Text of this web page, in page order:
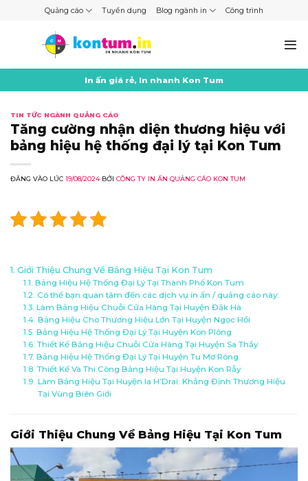
Quảng cáo Tuyển dụng Blog ngành in Công trình
In ấn giá rẻ, In nhanh Kon Tum
TIN TỨC NGÀNH QUẢNG CÁO
Tăng cường nhận diện thương hiệu với
bảng hiệu hệ thống đại lý tại Kon Tum
ĐĂNG VÀO LÚC 19/08/2024BỞI CÔNG TY IN ẤN QUẢNG CÁO KON TUM
Giới Thiệu Chung Về Bảng Hiệu Tại Kon Tum
Bảng Hiệu Hệ Thống Đại Lý Tại Thành Phố Kon Tum
Có thể bạn quan tâm đến các dịch vụ in ấn / quảng cáo này:
Làm Bảng Hiệu Chuỗi Cửa Hàng Tại Huyện Đăk Hà
Bảng Hiệu Cho Thương Hiệu Lớn Tại Huyện Ngọc Hồi
Bảng Hiệu Hệ Thống Đại Lý Tại Huyện Kon Plông
Thiết Kế Bảng Hiệu Chuỗi Cửa Hàng Tại Huyện Sa Thầy
Bảng Hiệu Hệ Thống Đại Lý Tại Huyện Tu Mơ Rông
Thiết Kế Và Thi Công Bảng Hiệu Tại Huyện Kon Rẫy
Làm Bảng Hiệu Tại Huyện Ia H’Drai: Khẳng Định Thương Hiệu
Tại Vùng Biên Giới
Giới Thiệu Chung Về Bảng Hiệu Tại Kon Tum